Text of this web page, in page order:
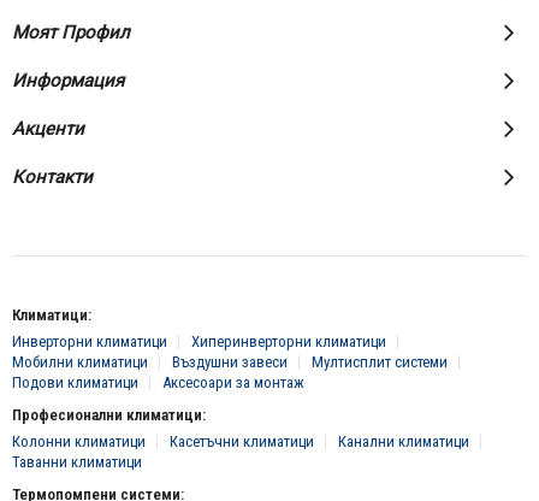
Моят Профил
Информация
Акценти
Контакти
Климатици:
Инверторни климатици
Хиперинверторни климатици
Мобилни климатици
Въздушни завеси
Мултисплит системи
Подови климатици
Аксесоари за монтаж
Професионални климатици:
Колонни климатици
Касетъчни климатици
Канални климатици
Таванни климатици
Термопомпени системи: